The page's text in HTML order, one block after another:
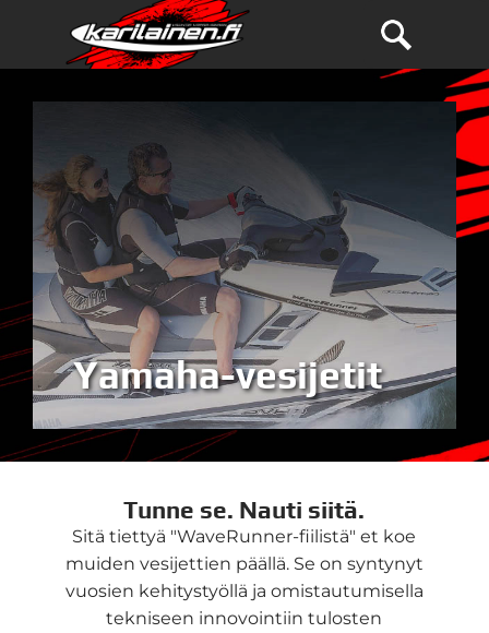
Yamaha-vesijetit
Tunne se. Nauti siitä.
Sitä tiettyä "WaveRunner-fiilistä" et koe
muiden vesijettien päällä. Se on syntynyt
vuosien kehitystyöllä ja omistautumisella
tekniseen innovointiin tulosten